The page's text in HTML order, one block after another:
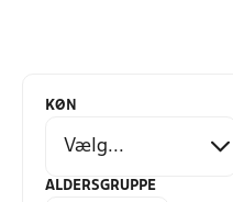
KØN
ALDERSGRUPPE